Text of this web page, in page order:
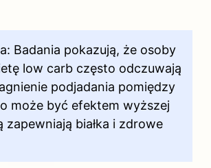
Badania pokazują, że osoby
low carb często odczuwają
podjadania pomiędzy
może być efektem wyższej
zapewniają białka i zdrowe